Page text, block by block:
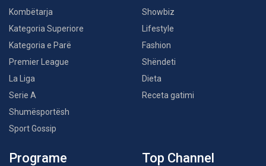
Kombëtarja
Kategoria Superiore
Kategoria e Parë
Premier League
La Liga
Serie A
Shumësportësh
Sport Gossip
Showbiz
Lifestyle
Fashion
Shëndeti
Dieta
Receta gatimi
Programe Top Channel